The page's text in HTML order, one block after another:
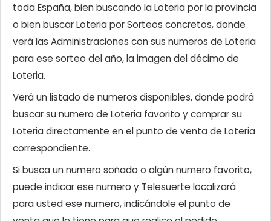
toda España, bien buscando la Loteria por la provincia
o bien buscar Loteria por Sorteos concretos, donde
verá las Administraciones con sus numeros de Loteria
para ese sorteo del año, la imagen del décimo de
Loteria.
Verá un listado de numeros disponibles, donde podrá
buscar su numero de Loteria favorito y comprar su
Loteria directamente en el punto de venta de Loteria
correspondiente.
Si busca un numero soñado o algún numero favorito,
puede indicar ese numero y Telesuerte localizará
para usted ese numero, indicándole el punto de